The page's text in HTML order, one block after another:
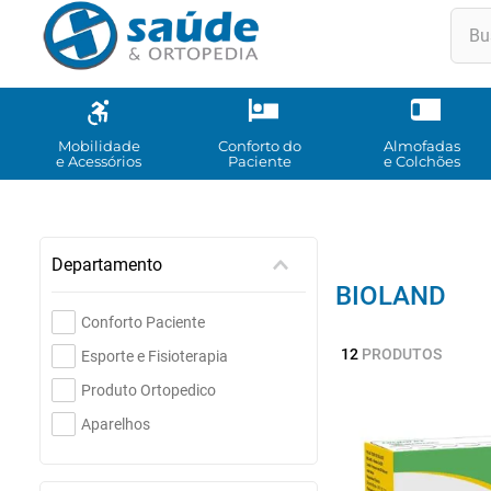
Mobilidade
e Acessórios
Conforto do
Paciente
Almofadas
e Colchões
Departamento
Conforto Paciente
Esporte e Fisioterapia
Produto Ortopedico
Aparelhos
BIOLAND
12 PRODUTOS
3º
10